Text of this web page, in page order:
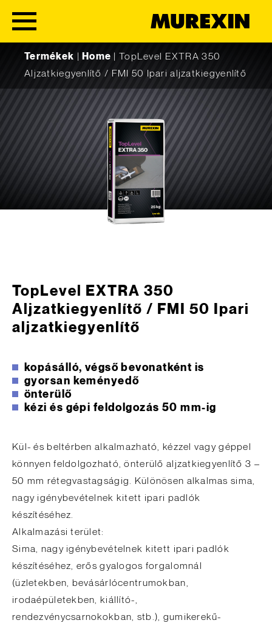
Termékek
Home |TopLevel EXTRA 350
Aljzatkiegyenlítő / FMI 50 Ipari aljzatkiegyenlítő
TopLevel EXTRA 350
Aljzatkiegyenlítő / FMI 50 Ipari
aljzatkiegyenlítő
kopásálló, végső bevonatként is
gyorsan keményedő
önterülő
kézi és gépi feldolgozás 50 mm-ig
Kül- és beltérben alkalmazható, kézzel vagy géppel
könnyen feldolgozható, önterülő aljzatkiegyenlítő 3 –
50 mm rétegvastagságig. Különösen alkalmas sima,
nagy igénybevételnek kitett ipari padlók
készítéséhez.
Alkalmazási terület:
Sima, nagy igénybevételnek kitett ipari padlók
készítéséhez, erős gyalogos forgalomnál
(üzletekben, bevásárlócentrumokban,
irodaépületekben, kiállító-,
rendezvénycsarnokokban, stb.), gumikerekű-